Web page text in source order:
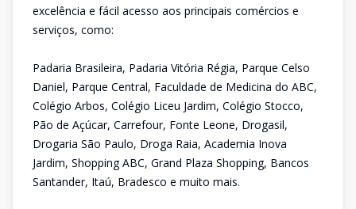
excelência e fácil acesso aos principais comércios e
serviços, como:
Padaria Brasileira, Padaria Vitória Régia, Parque Celso
Daniel, Parque Central, Faculdade de Medicina do ABC,
Colégio Arbos, Colégio Liceu Jardim, Colégio Stocco,
Pão de Açúcar, Carrefour, Fonte Leone, Drogasil,
Drogaria São Paulo, Droga Raia, Academia Inova
Jardim, Shopping ABC, Grand Plaza Shopping, Bancos
Santander, Itaú, Bradesco e muito mais.